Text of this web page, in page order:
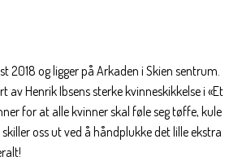
2018 og ligger på Arkaden i Skien sentrum.
av Henrik Ibsens sterke kvinneskikkelse i «Et
for at alle kvinner skal føle seg tøffe, kule
oss ut ved å håndplukke det lille ekstra